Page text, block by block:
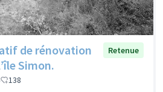
de rénovation
Simon.
Retenue
138